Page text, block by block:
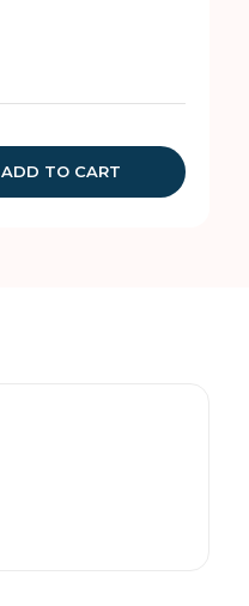
ADD TO CART